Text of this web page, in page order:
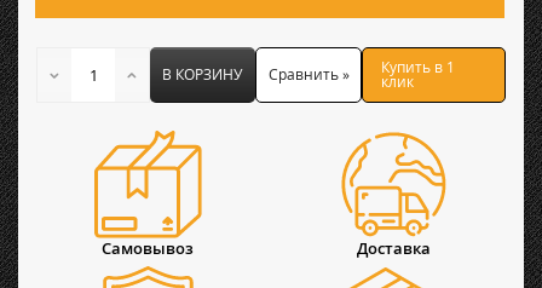
В КОРЗИНУ Сравнить » Купить в 1
клик
Самовывоз Доставка